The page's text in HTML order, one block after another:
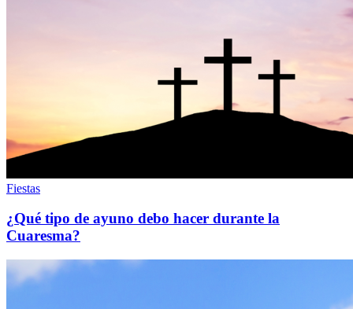
Fiestas
¿Qué tipo de ayuno debo hacer durante la
Cuaresma?